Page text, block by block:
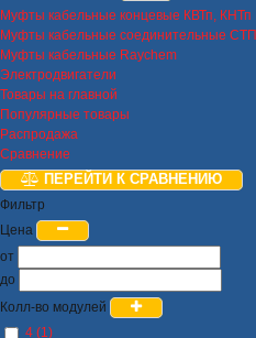
Муфты кабельные концевые КВТп, КНТп
Муфты кабельные соединительные СТП
Муфты кабельные Raychem
Электродвигатели
Товары на главной
Популярные товары
Распродажа
Сравнение
ПЕРЕЙТИ К СРАВНЕНИЮ
Фильтр
Цена
от
до
Колл-во модулей
4 (1)